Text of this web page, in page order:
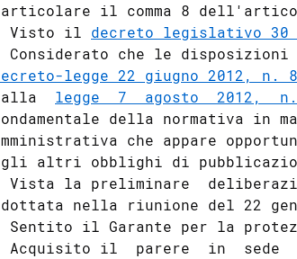
il comma 8
Visto il
decreto legislativo 30
Considerato che le disposizioni
legge 22 giugno 2012, n.
legge  7  agosto  2012,
della normativa in
che appare
altri obblighi di
Vista la preliminare
nella riunione del 22
Sentito il Garante per la
Acquisito il  parere  in  sede